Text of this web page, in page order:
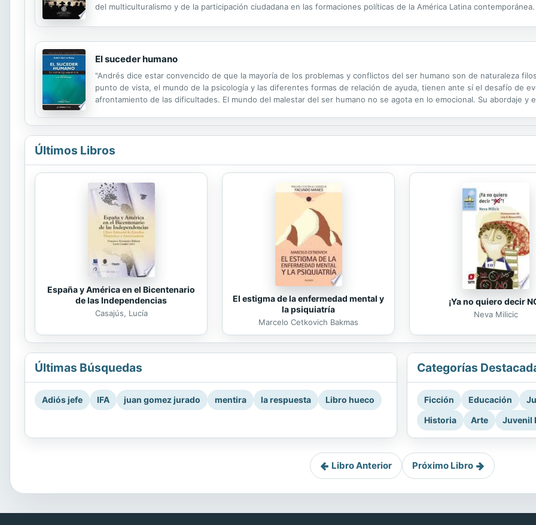
del multiculturalismo y de la participación ciudadana en las formaciones políticas de la América Latina
El suceder humano
"Andrés dice estar convencido de que la mayoría de los problemas y conflictos del ser humano son de naturaleza
punto de vista, el mundo de la psicología y las diferentes formas de relación de ayuda, tienen ante sí el desafío de
afrontamiento de las dificultades. El mundo del malestar del ser humano no se agota en lo emocional. Su abordaje y
Últimos Libros
España y América en el Bicentenario
de las Independencias
Casajús, Lucía
El estigma de la enfermedad mental y
la psiquiatría
Marcelo Cetkovich Bakmas
¡Ya no quiero decir
Neva Milicic
Últimas Búsquedas
Adiós jefe IFA juan gomez jurado mentira la respuesta Libro hueco
Categorías
Ficción Educación
Historia
Arte Juvenil
Libro Anterior Próximo Libro